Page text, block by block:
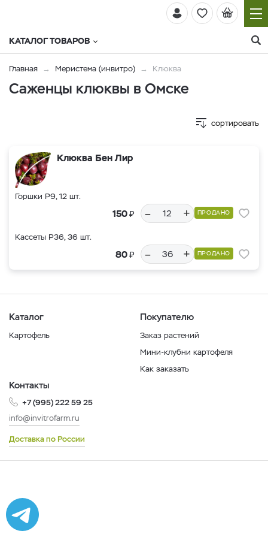
КАТАЛОГ ТОВАРОВ
Главная Меристема (инвитро) Клюква
Саженцы клюквы в Омске
сортировать
Клюква Бен Лир
Горшки Р9, 12 шт.
150₽ – + ПРОДАНО
Кассеты Р36, 36 шт.
80₽ – + ПРОДАНО
Каталог
Картофель
Покупателю
Заказ растений
Мини-клубни картофеля
Как заказать
Контакты
+7 (995) 222 59 25
info@invitrofarm.ru
Доставка по России